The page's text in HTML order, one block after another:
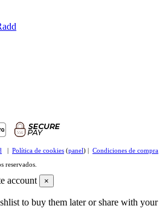
Política de cookies (panel) | Condiciones de compra
reservados.
account ×
to buy them later or share with your